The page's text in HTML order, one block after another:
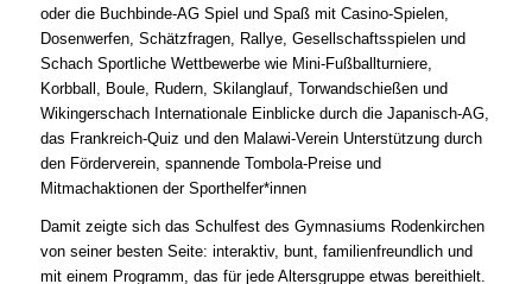
oder die Buchbinde-AG Spiel und Spaß mit Casino-Spielen,
Dosenwerfen, Schätzfragen, Rallye, Gesellschaftsspielen und
Schach Sportliche Wettbewerbe wie Mini-Fußballturniere,
Korbball, Boule, Rudern, Skilanglauf, Torwandschießen und
Wikingerschach Internationale Einblicke durch die Japanisch-AG,
das Frankreich-Quiz und den Malawi-Verein Unterstützung durch
den Förderverein, spannende Tombola-Preise und
Mitmachaktionen der Sporthelfer*innen
Damit zeigte sich das Schulfest des Gymnasiums Rodenkirchen
von seiner besten Seite: interaktiv, bunt, familienfreundlich und
mit einem Programm, das für jede Altersgruppe etwas bereithielt.